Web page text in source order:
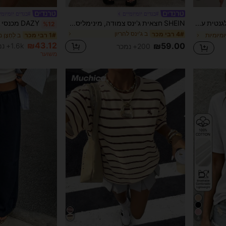
COSMINA חולצת טי אלגנטית עם צווארון עגול וקשירה לנשים, מתאימה לכל עונות השנה SHEIN חצאית ג'ינס צמודה, מינימליסטית, מותן אלסטי, קיץ, תחפושת קרנבל, נסיעות לחופשה, שיק סיום לימודים, חמודה, אופנת רחוב, מסיבה, חתונה, אלגנטי, עסקי, מזדמן, אישה, עסקי, חוף, סיום לימודים, ג'ינס ארוך, מידות גדולות, חצאית הריון עם מותן גמישה לנשים
4# רבי מכר ב ג'ינס להריון
₪59.00 200+ נמכר
%12
1# רבי מכר ב לַחְצָן
₪43.12 1.6k+ נמכר
משוער